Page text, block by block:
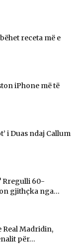
receta më e
iPhone më të
i Duas ndaj Callum
Rregulli 60-
gjithçka nga...
Real Madridin,
për...